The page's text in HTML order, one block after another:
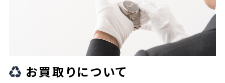
お買取りについて